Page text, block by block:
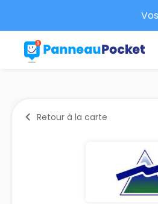
Retour à la carte